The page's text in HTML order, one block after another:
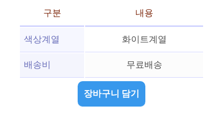
구분
내용
색상계열
화이트계열
배송비
무료배송
장바구니 담기